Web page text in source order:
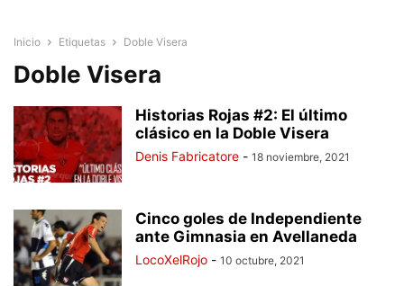
Inicio Etiquetas Doble Visera
Doble Visera
Historias Rojas #2: El último
clásico en la Doble Visera
Denis Fabricatore - 18 noviembre, 2021
Cinco goles de Independiente
ante Gimnasia en Avellaneda
LocoXelRojo - 10 octubre, 2021